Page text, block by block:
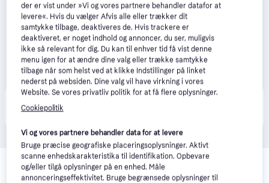
betalende kunde i denne kategori.
Relaterede produkter
Se vores forslag til andre produkter, der matcher dine
der er vist under »Vi og vores partnere behandler datafor at
levere«. Hvis du vælger Afvis alle eller trækker dit
samtykke tilbage, deaktiveres de. Hvis trackere er
deaktiveret, er noget indhold og annoncer, du ser, muligvis
ikke så relevant for dig. Du kan til enhver tid få vist denne
menu igen for at ændre dine valg eller trække samtykke
tilbage når som helst ved at klikke Indstillinger på linket
nederst på websiden. Dine valg vil have virkning i vores
Website. Se vores privatliv politik for at få flere oplysninger.
Cookiepolitik
Vi og vores partnere behandler data for at levere
Bruge præcise geografiske placeringsoplysninger. Aktivt
scanne enhedskarakteristika til identifikation. Opbevare
og/eller tilgå oplysninger på en enhed. Måle
annonceringseffektivitet. Bruge begrænsede oplysninger til